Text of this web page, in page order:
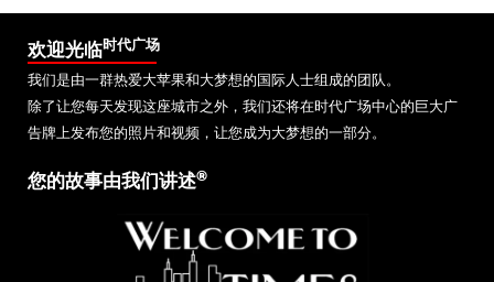
欢迎光临时代广场
我们是由一群热爱大苹果和大梦想的国际人士组成的团队。
除了让您每天发现这座城市之外，我们还将在时代广场中心的巨大广
告牌上发布您的照片和视频，让您成为大梦想的一部分。
您的故事由我们讲述®